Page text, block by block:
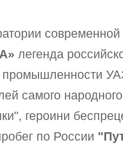
современной
легенда
самого
героини
по России